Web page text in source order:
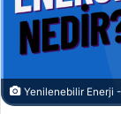
Yenilenebilir Enerji